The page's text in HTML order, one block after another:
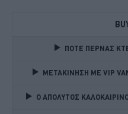
ΠΟΤΕ ΠΕΡΝΑΣ
ΜΕΤΑΚΙΝΗΣΗ ΜΕ VIP
Ο ΑΠΟΛΥΤΟΣ